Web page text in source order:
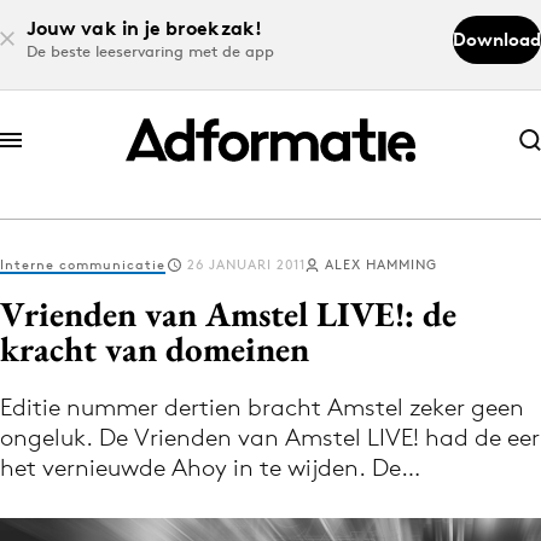
Jouw vak in je broekzak!
De beste leeservaring met de app
Download
Abonneer nu
Abonneer nu
Log in
Volg het laatste nieuws via de Adformatie
Nieuws app
Interne communicatie 26 JANUARI 2011 ALEX HAMMING
Vrienden van Amstel LIVE!: de
kracht van domeinen
Editie nummer dertien bracht Amstel zeker geen
ongeluk. De Vrienden van Amstel LIVE! had de eer
het vernieuwde Ahoy in te wijden. De…